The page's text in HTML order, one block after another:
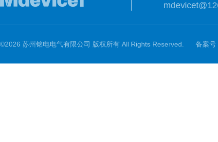
©2026 苏州铭电电气有限公司 版权所有 All Rights Reserved. 备案号